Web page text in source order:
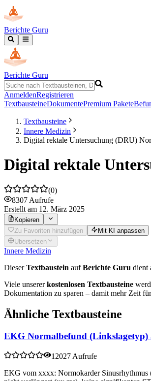
Berichte Guru
Berichte Guru
AnmeldenRegistrieren
TextbausteineDokumentePremium Pakete
Textbausteine
Innere Medizin
Digital rektale Untersuchung (DRU)
Digital rektale
(0)
8307 Aufrufe
Erstellt am 12. März 2025
Kopieren
Zu Favoriten hinzufügen
Mit KI anpassen
Übersetzen
Innere Medizin
DieserTextbaustein aufBerichte Guru dient
Viele unsererkostenlosen Textbausteine
Dokumentation zu sparen – damit mehr Zeit
Ähnliche Textbausteine
EKG Normalbefund (Linkslagetyp)
12027 Aufrufe
EKG vom xxxx: Normokarder